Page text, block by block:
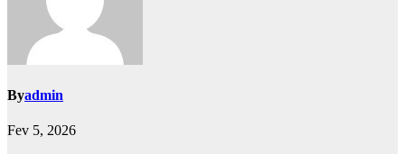
Byadmin
Fev 5, 2026